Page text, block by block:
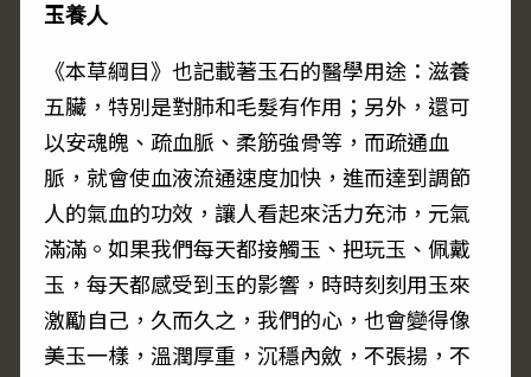
玉養人
《本草綱目》也記載著玉石的醫學用途：滋養
五臟，特別是對肺和毛髮有作用；另外，還可
以安魂魄、疏血脈、柔筋強骨等，而疏通血
脈，就會使血液流通速度加快，進而達到調節
人的氣血的功效，讓人看起來活力充沛，元氣
滿滿。如果我們每天都接觸玉、把玩玉、佩戴
玉，每天都感受到玉的影響，時時刻刻用玉來
激勵自己，久而久之，我們的心，也會變得像
美玉一樣，溫潤厚重，沉穩內斂，不張揚，不